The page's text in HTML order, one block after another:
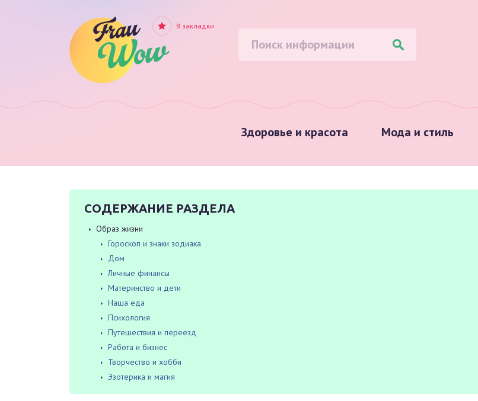
Здоровье и красота Мода и стиль
В закладки
СОДЕРЖАНИЕ РАЗДЕЛА
Образ жизни
Гороскоп и знаки зодиака
Дом
Личные финансы
Материнство и дети
Наша еда
Психология
Путешествия и переезд
Работа и бизнес
Творчество и хобби
Эзотерика и магия